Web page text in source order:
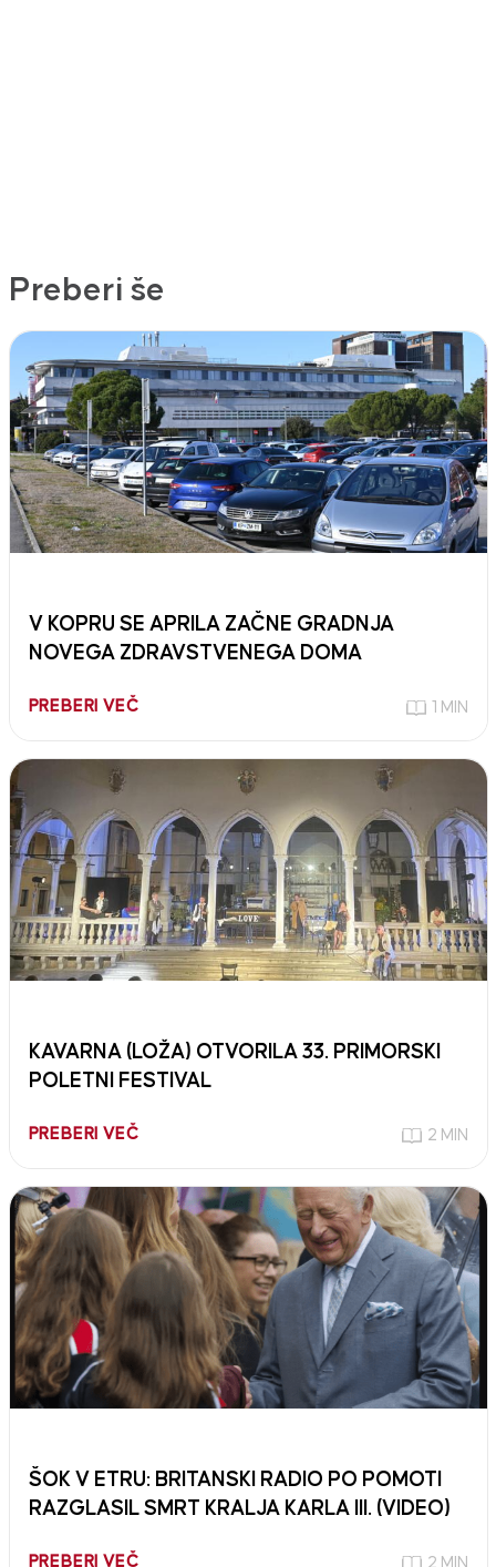
Preberi še
V KOPRU SE APRILA ZAČNE GRADNJA
NOVEGA ZDRAVSTVENEGA DOMA
PREBERI VEČ 1 MIN
KAVARNA (LOŽA) OTVORILA 33. PRIMORSKI
POLETNI FESTIVAL
PREBERI VEČ 2 MIN
ŠOK V ETRU: BRITANSKI RADIO PO POMOTI
RAZGLASIL SMRT KRALJA KARLA III. (VIDEO)
PREBERI VEČ 2 MIN